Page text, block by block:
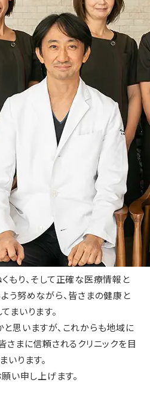
もり、そして正確な医療情報と
う努めながら、皆さまの健康と
まいります。
思いますが、これからも地域に
さまに信頼されるクリニックを目
いります。
い申し上げます。